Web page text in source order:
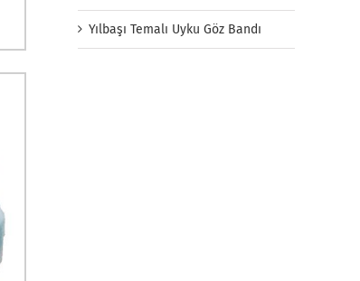
Yılbaşı Temalı Uyku Göz Bandı